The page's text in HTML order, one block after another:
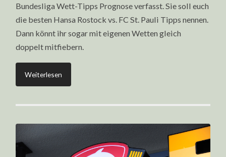
Bundesliga Wett-Tipps Prognose verfasst. Sie soll euch
die besten Hansa Rostock vs. FC St. Pauli Tipps nennen.
Dann könnt ihr sogar mit eigenen Wetten gleich
doppelt mitfiebern.
Weiterlesen